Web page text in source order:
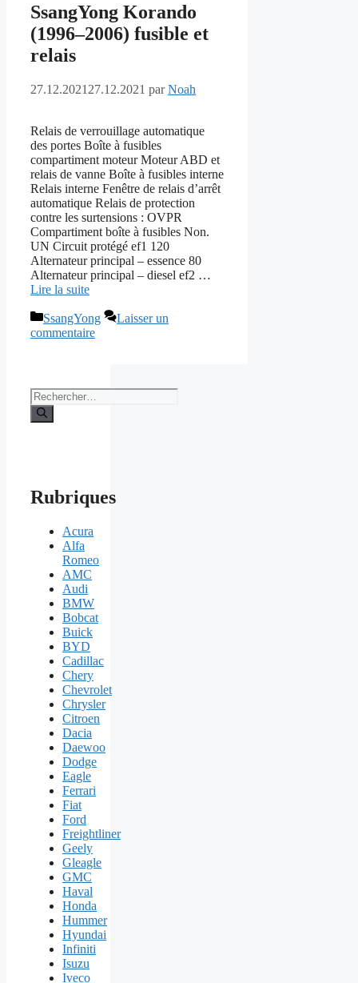
SsangYong Korando
(1996–2006) fusible et
relais
27.12.2021 27.12.2021 parNoah
Relais de verrouillage automatique
des portes Boîte à fusibles
compartiment moteur Moteur ABD et
relais de vanne Boîte à fusibles interne
Relais interne Fenêtre de relais d’arrêt
automatique Relais de protection
contre les surtensions : OVPR
Compartiment boîte à fusibles Non.
UN Circuit protégé ef1 120
Alternateur principal – essence 80
Alternateur principal – diesel ef2 …
Lire la suite
Catégories
SsangYong
Laisser un
commentaire
Rechercher :
Rubriques
Acura
Alfa
Romeo
AMC
Audi
BMW
Bobcat
Buick
BYD
Cadillac
Chery
Chevrolet
Chrysler
Citroen
Dacia
Daewoo
Dodge
Eagle
Ferrari
Fiat
Ford
Freightliner
Geely
Gleagle
GMC
Haval
Honda
Hummer
Hyundai
Infiniti
Isuzu
Iveco